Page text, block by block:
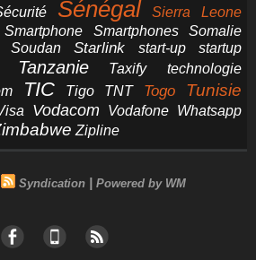
Sénégal
Sierra Leone
Smartphone Smartphones
Somalie
Soudan Starlink start-up startup
Tanzanie Taxify
technologie
TIC Tigo TNT Togo Tunisie
Vodacom Vodafone Whatsapp
Zipline
Syndication | Powered by WM